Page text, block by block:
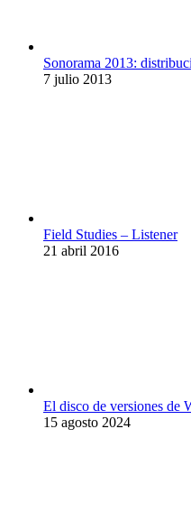
Sonorama 2013:
7 julio 2013
Field Studies – Listener
21 abril 2016
El disco de versiones de
15 agosto 2024